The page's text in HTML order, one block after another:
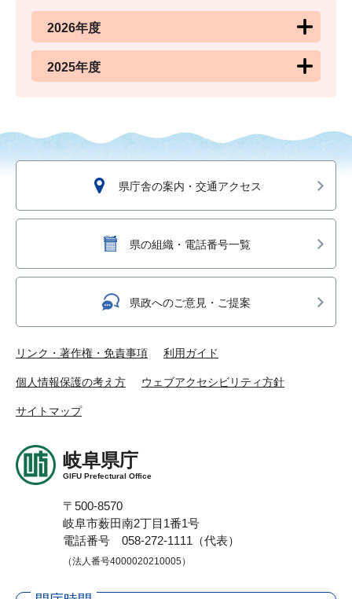
2026年度
2025年度
県庁舎の案内・交通アクセス
県の組織・電話番号一覧
県政へのご意見・ご提案
リンク・著作権・免責事項 利用ガイド
個人情報保護の考え方 ウェブアクセシビリティ方針
サイトマップ
岐阜県庁
GIFU Prefectural Office
〒500-8570
岐阜市薮田南2丁目1番1号
電話番号 058-272-1111（代表）
（法人番号4000020210005）